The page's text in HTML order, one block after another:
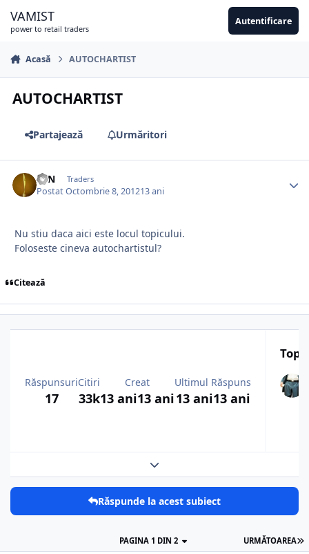
VAMIST
power to retail traders
Autentificare
Acasă AUTOCHARTIST
AUTOCHARTIST
Partajează Urmăritori
ZEN Traders
PostatOctombrie 8, 201213 ani
Nu stiu daca aici este locul topicului.
Foloseste cineva autochartistul?
Citează
Răspunsuri
17
Citiri
33k
Creat
13 ani13 ani
Ultimul Răspuns
13 ani13 ani
Top
Expand topic overview
Răspunde la acest subiect
URMĂTOAREA
PAGINA 1 DIN 2